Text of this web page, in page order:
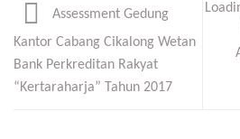
Assessment Gedung
Kantor Cabang Cikalong Wetan
Bank Perkreditan Rakyat
“Kertaraharja” Tahun 2017